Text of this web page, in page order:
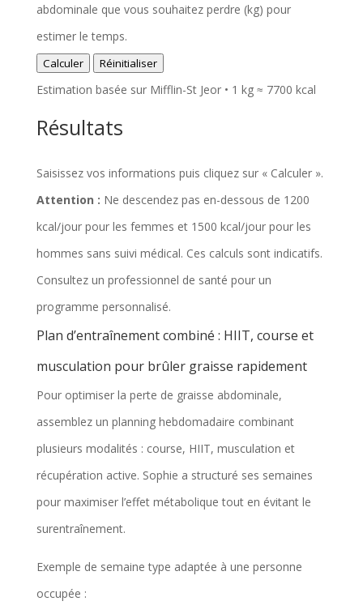
abdominale que vous souhaitez perdre (kg) pour
estimer le temps.
Calculer Réinitialiser
Estimation basée sur Mifflin-St Jeor • 1 kg ≈ 7700 kcal
Résultats
Saisissez vos informations puis cliquez sur « Calculer ».
Attention : Ne descendez pas en-dessous de 1200
kcal/jour pour les femmes et 1500 kcal/jour pour les
hommes sans suivi médical. Ces calculs sont indicatifs.
Consultez un professionnel de santé pour un
programme personnalisé.
Plan d’entraînement combiné : HIIT, course et
musculation pour brûler graisse rapidement
Pour optimiser la perte de graisse abdominale,
assemblez un planning hebdomadaire combinant
plusieurs modalités : course, HIIT, musculation et
récupération active. Sophie a structuré ses semaines
pour maximiser l’effet métabolique tout en évitant le
surentraînement.
Exemple de semaine type adaptée à une personne
occupée :